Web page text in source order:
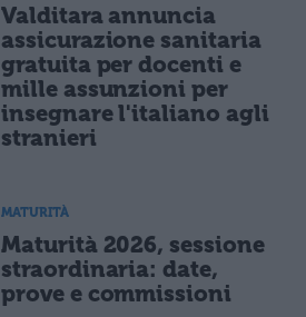
Valditara annuncia
assicurazione sanitaria
gratuita per docenti e
mille assunzioni per
insegnare l'italiano agli
stranieri
MATURITÀ
Maturità 2026, sessione
straordinaria: date,
prove e commissioni